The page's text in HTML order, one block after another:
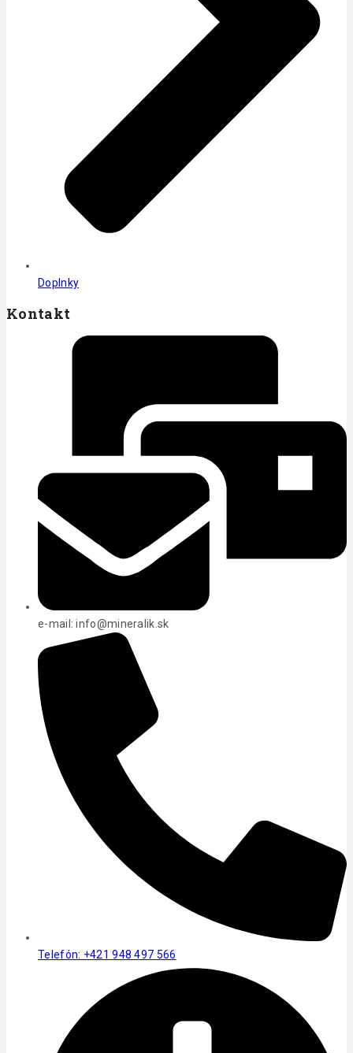
Doplnky
Kontakt
e-mail: info@mineralik.sk
Telefón: +421 948 497 566